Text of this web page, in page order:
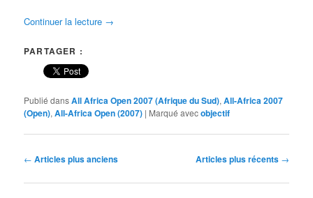
Continuer la lecture →
PARTAGER :
Publié dansAll Africa Open 2007 (Afrique du Sud),All-Africa 2007
(Open),All-Africa Open (2007) | Marqué avecobjectif
Navigation
articles
← Articles plus anciens Articles plus récents →